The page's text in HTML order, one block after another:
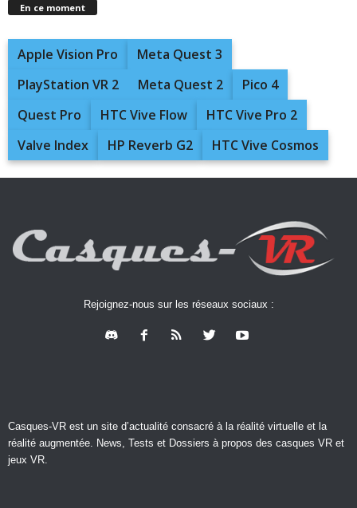
En ce moment
Apple Vision Pro
Meta Quest 3
PlayStation VR 2
Meta Quest 2
Pico 4
Quest Pro
HTC Vive Flow
HTC Vive Pro 2
Valve Index
HP Reverb G2 HTC Vive Cosmos
Rejoignez-nous sur les réseaux sociaux :
Casques-VR est un site d’actualité consacré à la réalité virtuelle et la
réalité augmentée. News, Tests et Dossiers à propos des casques VR et
jeux VR.